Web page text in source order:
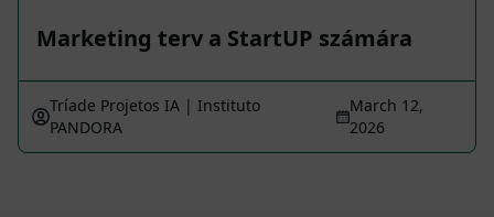
Marketing terv a StartUP számára
Tríade Projetos IA | Instituto
PANDORA
March 12,
2026